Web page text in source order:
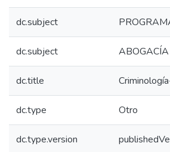
dc.subject
dc.subject ABOGACÍA
dc.title
dc.type Otro
dc.type.version